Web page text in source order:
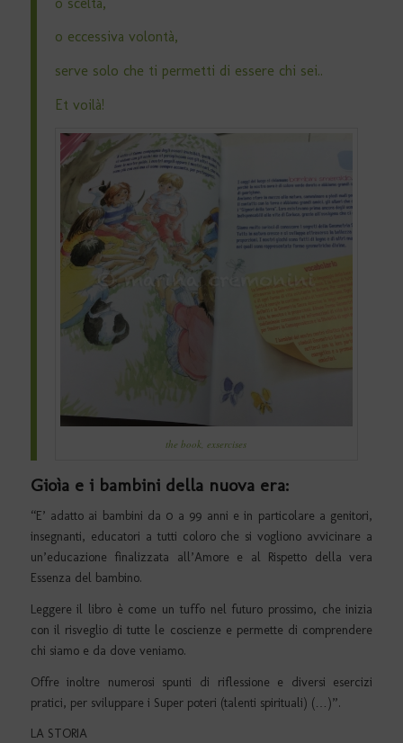
o eccessiva volontà,
serve solo che ti permetti di essere chi sei..
Et voilà!
the book, exsercises
Gioìa e i bambini della nuova era:
“E’ adatto ai bambini da 0 a 99 anni e in particolare a genitori,
insegnanti, educatori a tutti coloro che si vogliono avvicinare a
un’educazione finalizzata all’Amore e al Rispetto della vera
Essenza del bambino.
Leggere il libro è come un tuffo nel futuro prossimo, che inizia
con il risveglio di tutte le coscienze e permette di comprendere
chi siamo e da dove veniamo.
Offre inoltre numerosi spunti di riflessione e diversi esercizi
pratici, per sviluppare i Super poteri (talenti spirituali) (…)”.
LA STORIA